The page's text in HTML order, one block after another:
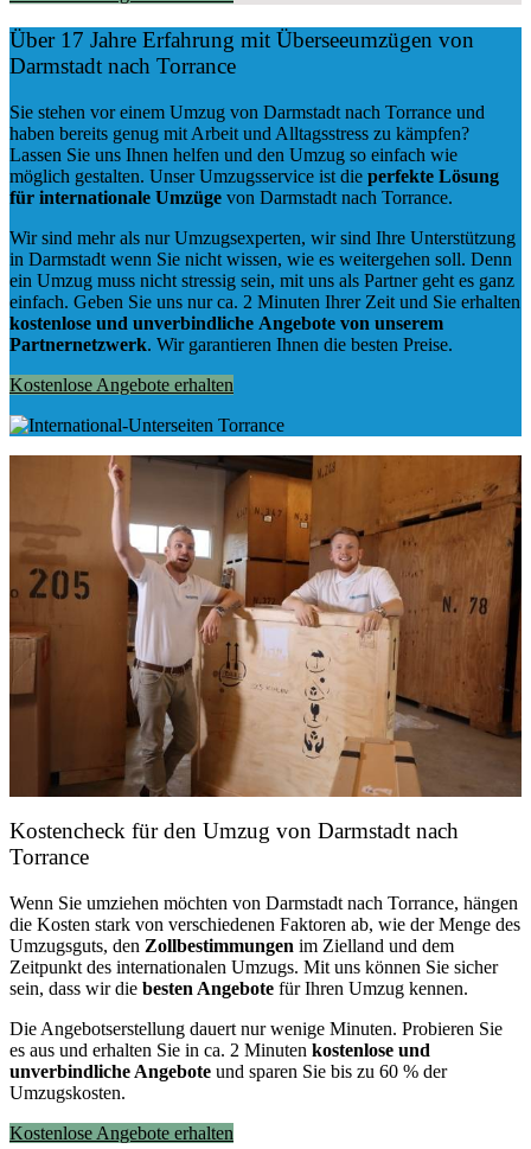
Über 17 Jahre Erfahrung mit Überseeumzügen von
Darmstadt nach Torrance
Sie stehen vor einem Umzug von Darmstadt nach Torrance und
haben bereits genug mit Arbeit und Alltagsstress zu kämpfen?
Lassen Sie uns Ihnen helfen und den Umzug so einfach wie
möglich gestalten. Unser Umzugsservice ist die perfekte Lösung
für internationale Umzüge von Darmstadt nach Torrance.
Wir sind mehr als nur Umzugsexperten, wir sind Ihre Unterstützung
in Darmstadt wenn Sie nicht wissen, wie es weitergehen soll. Denn
ein Umzug muss nicht stressig sein, mit uns als Partner geht es ganz
einfach. Geben Sie uns nur ca. 2 Minuten Ihrer Zeit und Sie erhalten
kostenlose und unverbindliche Angebote von unserem
Partnernetzwerk. Wir garantieren Ihnen die besten Preise.
Kostenlose Angebote erhalten
Kostencheck für den Umzug von Darmstadt nach
Torrance
Wenn Sie umziehen möchten von Darmstadt nach Torrance, hängen
die Kosten stark von verschiedenen Faktoren ab, wie der Menge des
Umzugsguts, den Zollbestimmungen im Zielland und dem
Zeitpunkt des internationalen Umzugs. Mit uns können Sie sicher
sein, dass wir die besten Angebote für Ihren Umzug kennen.
Die Angebotserstellung dauert nur wenige Minuten. Probieren Sie
es aus und erhalten Sie in ca. 2 Minuten kostenlose und
unverbindliche Angebote und sparen Sie bis zu 60 % der
Umzugskosten.
Kostenlose Angebote erhalten